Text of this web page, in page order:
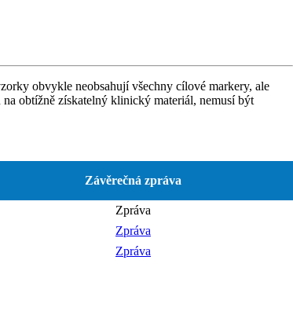
obvykle neobsahují všechny cílové markery, ale
obtížně získatelný klinický materiál, nemusí být
Závěrečná zpráva
Zpráva
Zpráva
Zpráva